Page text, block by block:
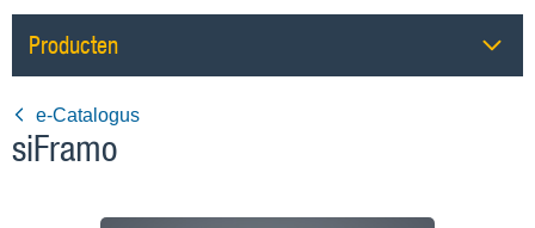
Producten
e-Catalogus
siFramo